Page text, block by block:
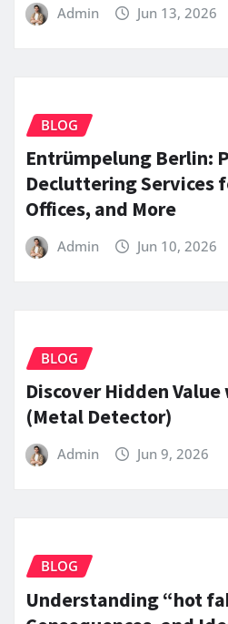
Admin Jun 13, 2026
BLOG
Entrümpelung Berlin:
Decluttering Services
Offices, and More
Admin Jun 10, 2026
BLOG
Discover Hidden
(Metal Detector)
Admin Jun 9, 2026
BLOG
Understanding “hot